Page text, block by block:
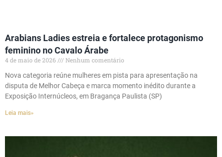
Arabians Ladies estreia e fortalece protagonismo
feminino no Cavalo Árabe
4 de maio de 2026
Nenhum comentário
Nova categoria reúne mulheres em pista para apresentação na
disputa de Melhor Cabeça e marca momento inédito durante a
Exposição Internúcleos, em Bragança Paulista (SP)
Leia mais»